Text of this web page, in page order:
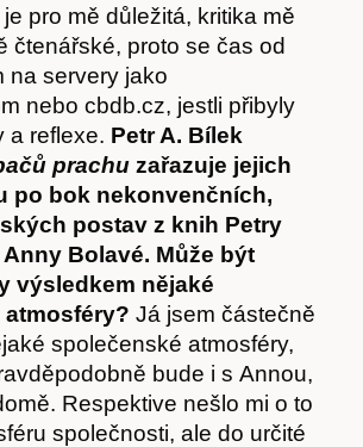
pro mě důležitá, kritika mě
čtenářské, proto se čas od
na servery jako
nebo cbdb.cz, jestli přibyly
a reflexe. Petr A. Bílek
prachu zařazuje jejich
po bok nekonvenčních,
postav z knih Petry
Bolavé. Může být
výsledkem nějaké
Já jsem částečně
společenské atmosféry,
bude i s Annou,
Respektive nešlo mi o to
společnosti, ale do určité